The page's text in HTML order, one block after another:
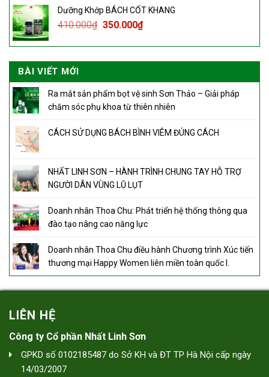
Dưỡng Khớp BÁCH CỐT KHANG
410.000₫ 350.000₫
BÀI VIẾT MỚI
Ra mắt sản phẩm bọt vệ sinh Sơn Thảo – Giải pháp
chăm sóc phụ khoa từ thiên nhiên
CÁCH SỬ DỤNG BÁCH BÌNH VIÊM ĐÚNG CÁCH
NHẤT LINH SƠN – HÀNH TRÌNH CHUNG TAY HỖ TRỢ
NGƯỜI DÂN VÙNG LŨ LỤT
Doanh nhân Thoa Chu: Phát triển hệ thống thông qua
đào tạo nâng cao năng lực
Doanh nhân Thoa Chu điều hành Chương trình Xúc tiến
thương mại Happy Women liên miền toàn quốc I.
LIÊN HỆ
Công ty Cổ phần Nhất Linh Sơn
GPKD số 0102185487 do Sở KH và ĐT TP Hà Nội cấp ngày
14/03/2007